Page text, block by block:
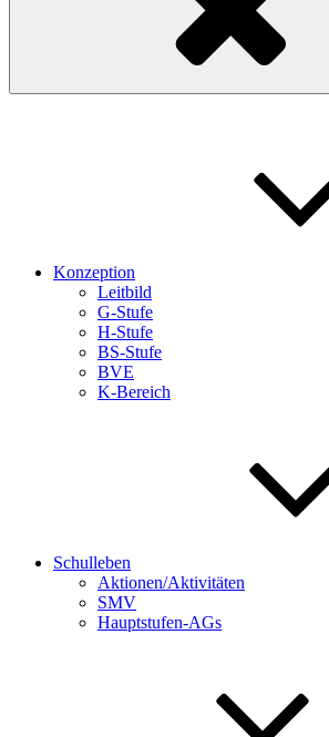
Konzeption
Leitbild
G-Stufe
H-Stufe
BS-Stufe
BVE
K-Bereich
Schulleben
Aktionen/Aktivitäten
SMV
Hauptstufen-AGs